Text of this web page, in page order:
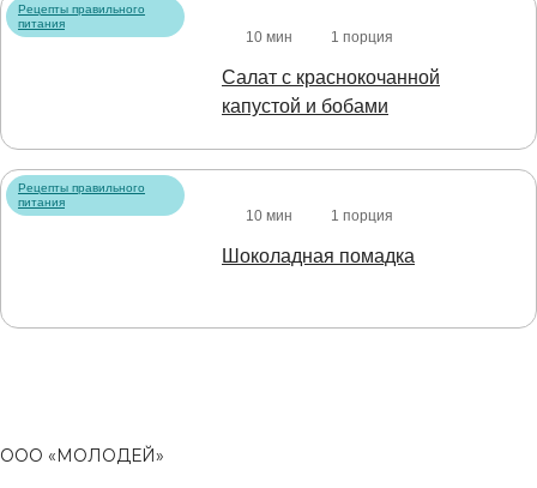
Рецепты правильного
питания
10 мин 1 порция
Салат с краснокочанной
капустой и бобами
Рецепты правильного
питания
10 мин 1 порция
Шоколадная помадка
ООО «МОЛОДЕЙ»